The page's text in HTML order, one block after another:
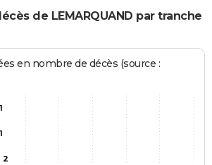
de LEMARQUAND par tranche
en nombre de décès (source :
1
1
2